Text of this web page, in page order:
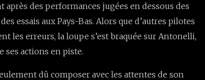
des performances jugées en dessous des
essais aux Pays-Bas. Alors que d’autres pilotes
les erreurs, la loupe s’est braquée sur Antonelli,
ses actions en piste.
dû composer avec les attentes de son